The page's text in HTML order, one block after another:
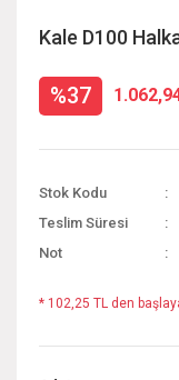
Kale D100
%37
Stok Kodu
Teslim Süresi
Not
* 102,25 TL den